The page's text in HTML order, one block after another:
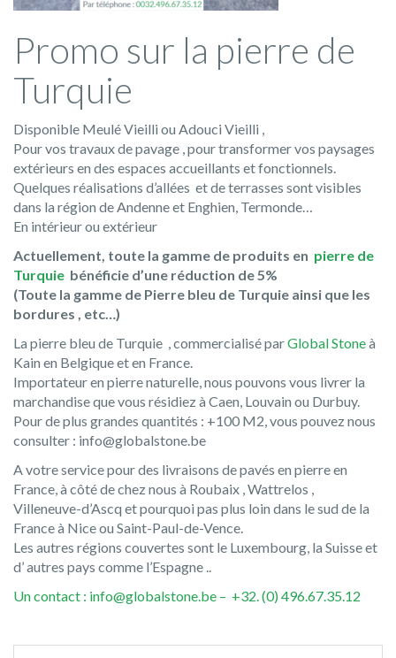
Promo sur la pierre de
Turquie
Disponible Meulé Vieilli ou Adouci Vieilli ,
Pour vos travaux de pavage , pour transformer vos paysages
extérieurs en des espaces accueillants et fonctionnels.
Quelques réalisations d’allées et de terrasses sont visibles
dans la région de Andenne et Enghien, Termonde…
En intérieur ou extérieur
Actuellement, toute la gamme de produits en pierre de
Turquie bénéficie d’une réduction de 5%
(Toute la gamme de Pierre bleu de Turquie ainsi que les
bordures , etc…)
La pierre bleu de Turquie , commercialisé parGlobal Stoneà
Kain en Belgique et en France.
Importateur en pierre naturelle, nous pouvons vous livrer la
marchandise que vous résidiez à Caen, Louvain ou Durbuy.
Pour de plus grandes quantités : +100 M2, vous pouvez nous
consulter : info@globalstone.be
A votre service pour des livraisons de pavés en pierre en
France, à côté de chez nous à Roubaix , Wattrelos ,
Villeneuve-d’Ascq et pourquoi pas plus loin dans le sud de la
France à Nice ou Saint-Paul-de-Vence.
Les autres régions couvertes sont le Luxembourg, la Suisse et
d’ autres pays comme l’Espagne ..
Un contact : info@globalstone.be – +32. (0) 496.67.35.12